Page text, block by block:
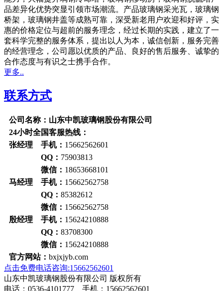
品差异化优势突显引领市场潮流。产品玻璃钢采光瓦，玻璃钢
桥架，玻璃钢井盖等成熟可靠，深受新老用户欢迎和好评，实
惠的价格定位与超前的服务理念，经过长期的实践，建立了一
套科学完整的服务体系，提出以人为本，诚信创新，服务完善
的经营理念，公司愿以优质的产品、良好的售后服务、诚挚的
合作态度与有识之士携手合作。
更多..
联系方式
公司名称：山东中凯玻璃钢股份有限公司
24小时全国客服热线：
张经理 手机： 15662562601
QQ： 75903813
微信： 18653668101
马经理 手机： 15662562758
QQ： 85382612
微信： 15662562758
殷经理 手机： 15624210888
QQ： 83708300
微信： 15624210888
官方网站： bxjxjyb.com
点击免费电话咨询:15662562601
山东中凯玻璃钢股份有限公司 版权所有
电话：0536-4101777 手机：15662562601